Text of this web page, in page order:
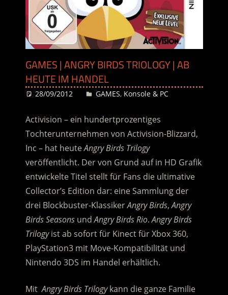
GAMES | ANGRY BIRDS TRIOLOGY | AB
HEUTE IM HANDEL
28/09/2012 Desiree
GAMES, Konsole & PC
Activision – ein hundertprozenti­ges
Tochterunter­nehmen von Activision-Blizzard,
Inc – hat heuteAngry Birds Trilogy
veröffentlicht. Der von Grund auf in HD Grafik
entwickelte Titel stellt für Fans die ultimative
Collector’s Edition dar: eine Sammlung der
drei Blockbuster-KlassikerAngry Birds,Angry
Birds SeasonsundAngry Birds Rio.Angry Birds
Trilogyist ab sofort für Kinect für Xbox 360,
PlayStation3 mit Move-Kompatibilität und
Nintendo 3DS im Handel erhältlich.
MitAngry Birds Trilogykann die ganze Familie